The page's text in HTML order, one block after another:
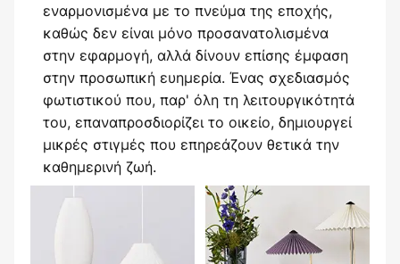
εναρμονισμένα με το πνεύμα της εποχής,
καθώς δεν είναι μόνο προσανατολισμένα
στην εφαρμογή, αλλά δίνουν επίσης έμφαση
στην προσωπική ευημερία. Ένας σχεδιασμός
φωτιστικού που, παρ' όλη τη λειτουργικότητά
του, επαναπροσδιορίζει το οικείο, δημιουργεί
μικρές στιγμές που επηρεάζουν θετικά την
καθημερινή ζωή.